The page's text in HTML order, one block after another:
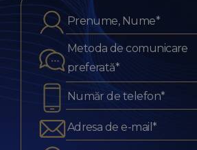
Metoda de comunicare
preferată*